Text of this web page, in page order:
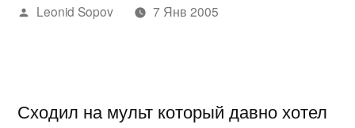
Написано
Leonid Sopov 7 Янв 2005
Сходил на мульт который давно хотел